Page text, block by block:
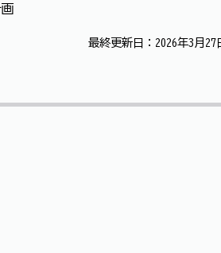
最終更新日：2026年3月27